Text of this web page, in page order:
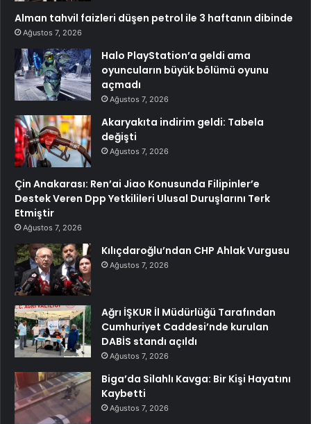
Alman tahvil faizleri düşen petrol ile 3 haftanın dibinde
Ağustos 7, 2026
Halo PlayStation’a geldi ama
oyuncuların büyük bölümü oyunu
açmadı
Ağustos 7, 2026
Akaryakıta indirim geldi: Tabela
değişti
Ağustos 7, 2026
Çin Anakarası: Ren’ai Jiao Konusunda Filipinler’e
Destek Veren Dpp Yetkilileri Ulusal Duruşlarını Terk
Etmiştir
Ağustos 7, 2026
Kılıçdaroğlu’ndan CHP Ahlak Vurgusu
Ağustos 7, 2026
Ağrı İŞKUR İl Müdürlüğü Tarafından
Cumhuriyet Caddesi’nde kurulan
DABİS standı açıldı
Ağustos 7, 2026
Biga’da Silahlı Kavga: Bir Kişi Hayatını
Kaybetti
Ağustos 7, 2026